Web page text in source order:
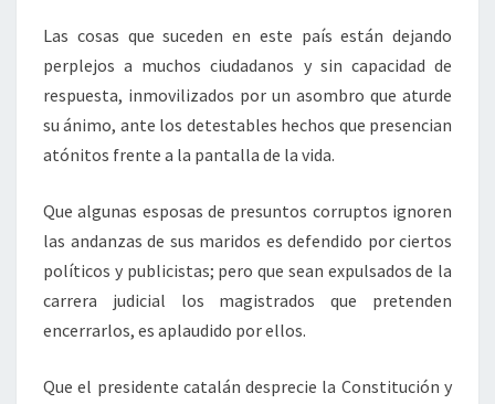
Las cosas que suceden en este país están dejando
perplejos a muchos ciudadanos y sin capacidad de
respuesta, inmovilizados por un asombro que aturde
su ánimo, ante los detestables hechos que presencian
atónitos frente a la pantalla de la vida.
Que algunas esposas de presuntos corruptos ignoren
las andanzas de sus maridos es defendido por ciertos
políticos y publicistas; pero que sean expulsados de la
carrera judicial los magistrados que pretenden
encerrarlos, es aplaudido por ellos.
Que el presidente catalán desprecie la Constitución y